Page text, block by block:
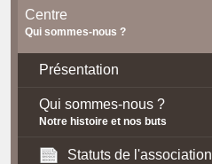
Centre
Qui sommes-nous ?
Présentation
Qui sommes-nous ?
Notre histoire et nos buts
Statuts de l'association